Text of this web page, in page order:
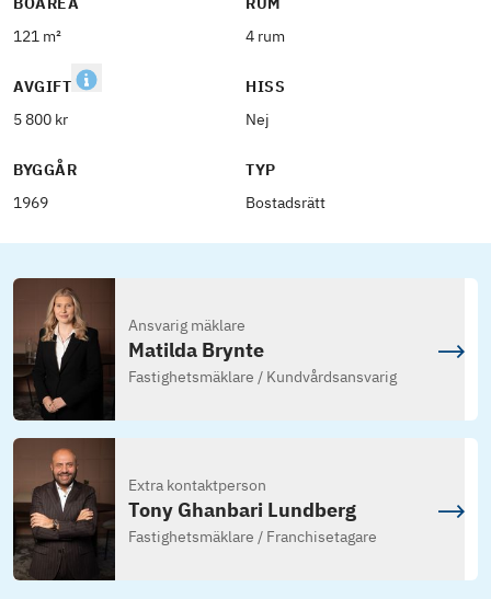
121 m²
4 rum
AVGIFT
5 800 kr
HISS
Nej
BYGGÅR
1969
TYP
Bostadsrätt
Ansvarig mäklare
Matilda Brynte
Fastighetsmäklare / Kundvårdsansvarig
Extra kontaktperson
Tony Ghanbari Lundberg
Fastighetsmäklare / Franchisetagare